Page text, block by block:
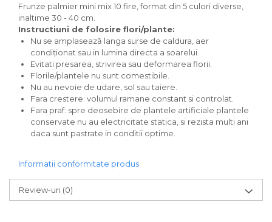
Frunze palmier mini mix 10 fire, format din 5 culori diverse,
inaltime 30 - 40 cm.
Instructiuni de folosire flori/plante:
Nu se amplasează langa surse de caldura, aer
condiționat sau in lumina directa a soarelui.
Evitati presarea, strivirea sau deformarea florii.
Florile/plantele nu sunt comestibile.
Nu au nevoie de udare, sol sau taiere.
Fara crestere: volumul ramane constant si controlat.
Fara praf: spre deosebire de plantele artificiale plantele
conservate nu au electricitate statica, si rezista multi ani
daca sunt pastrate in conditii optime.
Informatii conformitate produs
Review-uri (0)